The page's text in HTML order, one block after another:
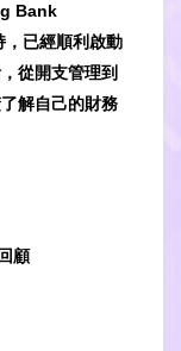
Bank
，已經順利啟動
從開支管理到
解自己的財務
顧